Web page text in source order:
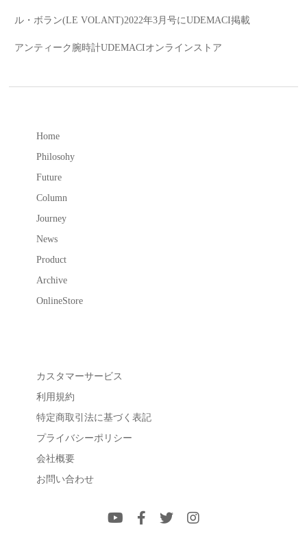
ル・ボラン(LE VOLANT)2022年3月号にUDEMACI掲載
アンティーク腕時計UDEMACIオンラインストア
Home
Philosohy
Future
Column
Journey
News
Product
Archive
OnlineStore
カスタマーサービス
利用規約
特定商取引法に基づく表記
プライバシーポリシー
会社概要
お問い合わせ